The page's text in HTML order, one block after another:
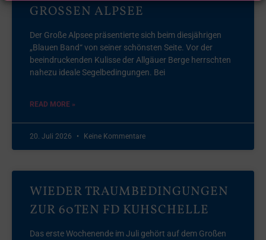
GROSSEN ALPSEE
Der Große Alpsee präsentierte sich beim diesjährigen
„Blauen Band“ von seiner schönsten Seite. Vor der
beeindruckenden Kulisse der Allgäuer Berge herrschten
nahezu ideale Segelbedingungen. Bei
READ MORE »
20. Juli 2026 Keine Kommentare
WIEDER TRAUMBEDINGUNGEN
ZUR 60TEN FD KUHSCHELLE
Das erste Wochenende im Juli gehört auf dem Großen